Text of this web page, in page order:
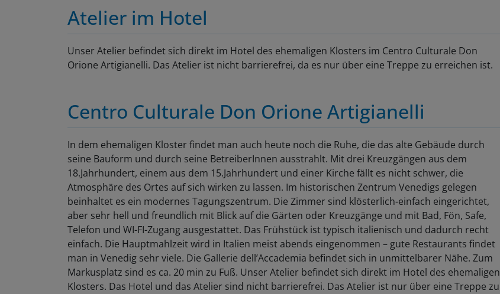
Atelier im Hotel
Unser Atelier befindet sich direkt im Hotel des ehemaligen Klosters im Centro Culturale Don
Orione Artigianelli. Das Atelier ist nicht barrierefrei, da es nur über eine Treppe zu erreichen ist.
Centro Culturale Don Orione Artigianelli
In dem ehemaligen Kloster findet man auch heute noch die Ruhe, die das alte Gebäude durch
seine Bauform und durch seine BetreiberInnen ausstrahlt. Mit drei Kreuzgängen aus dem
18.Jahrhundert, einem aus dem 15.Jahrhundert und einer Kirche fällt es nicht schwer, die
Atmosphäre des Ortes auf sich wirken zu lassen. Im historischen Zentrum Venedigs gelegen
beinhaltet es ein modernes Tagungszentrum. Die Zimmer sind klösterlich-einfach eingerichtet,
aber sehr hell und freundlich mit Blick auf die Gärten oder Kreuzgänge und mit Bad, Fön, Safe,
Telefon und WI-FI-Zugang ausgestattet. Das Frühstück ist typisch italienisch und dadurch recht
einfach. Die Hauptmahlzeit wird in Italien meist abends eingenommen – gute Restaurants findet
man in Venedig sehr viele. Die Gallerie dell’Accademia befindet sich in unmittelbarer Nähe. Zum
Markusplatz sind es ca. 20 min zu Fuß. Unser Atelier befindet sich direkt im Hotel des ehemaligen
Klosters. Das Hotel und das Atelier sind nicht barrierefrei. Das Atelier ist nur über eine Treppe zu